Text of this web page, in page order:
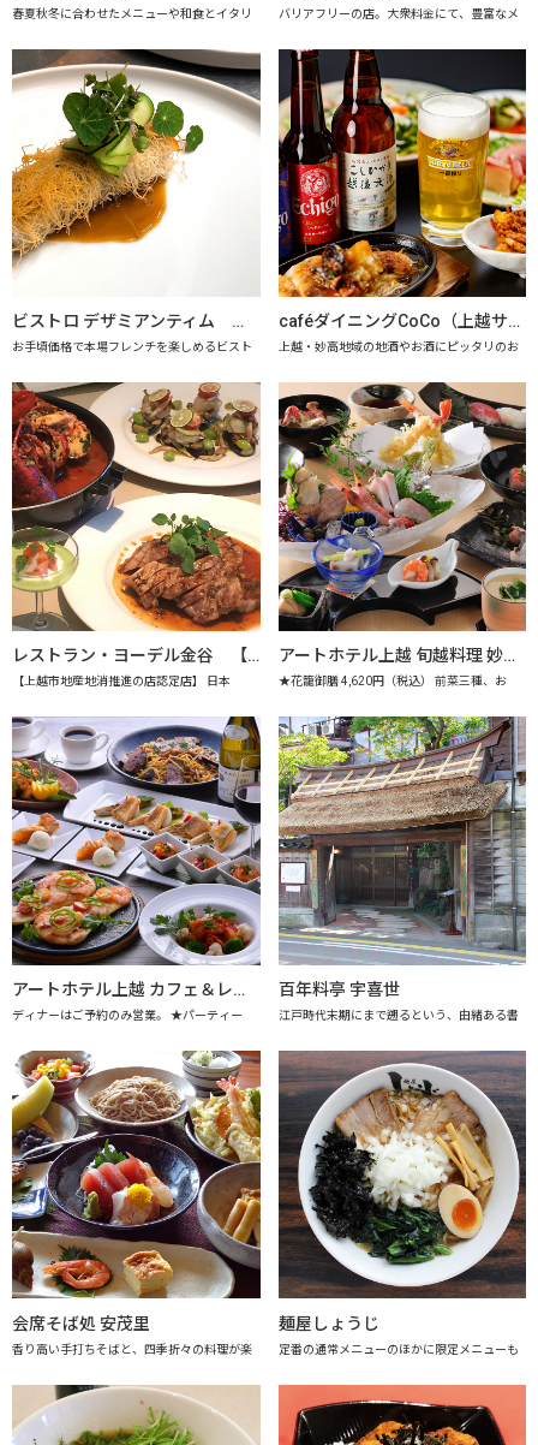
春夏秋冬に合わせたメニューや和食とイタリ バリアフリーの店。大衆料金にて、豊富なメ
ビストロ デザミアンティム 【上越市地産地消推進の店認定店】
お手頃価格で本場フレンチを楽しめるビスト
caféダイニングCoCo（上越サンプラザホテル） 【上越市地産地消推進の店認定店】
上越・妙高地域の地酒やお酒にピッタリのお
レストラン・ヨーデル金谷 【上越市地産地消推進の店認定店】
【上越市地産地消推進の店認定店】 日本
アートホテル上越 旬越料理 妙高 【上越市地産地消推進の店認定店】
★花籠御膳 4,620円（税込） 前菜三種、お
アートホテル上越 カフェ＆レストラン アレーグロ
ディナーはご予約のみ営業。 ★パーティー
百年料亭 宇喜世
江戸時代末期にまで遡るという、由緒ある書
会席そば処 安茂里
香り高い手打ちそばと、四季折々の料理が楽
麺屋しょうじ
定番の通常メニューのほかに限定メニューも